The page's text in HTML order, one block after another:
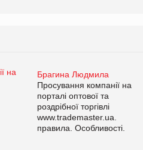
Брагина Людмила
Просування компанії на
порталі оптової та
роздрібної торгівлі
www.trademaster.ua.
правила. Особливості.